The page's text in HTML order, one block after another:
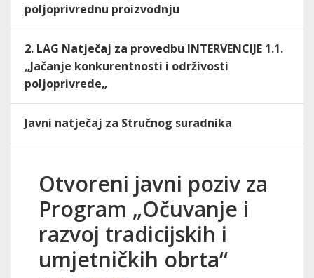
poljoprivrednu proizvodnju
2. LAG Natječaj za provedbu INTERVENCIJE 1.1.
„Jačanje konkurentnosti i održivosti
poljoprivrede„
Javni natječaj za Stručnog suradnika
Otvoreni javni poziv za
Program „Očuvanje i
razvoj tradicijskih i
umjetničkih obrta“